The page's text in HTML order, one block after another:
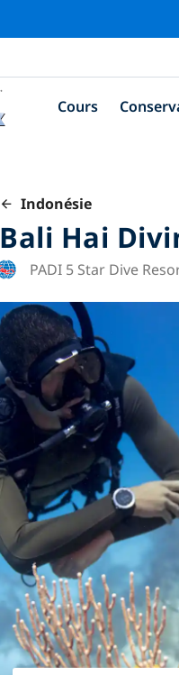
Cours
Indonésie
Bali Hai
PADI 5 Star Dive